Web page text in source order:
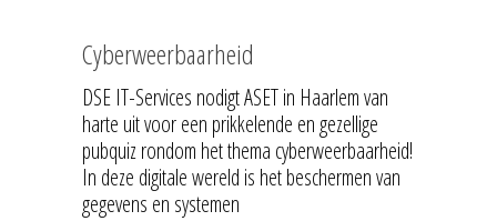
Cyberweerbaarheid
DSE IT-Services nodigt ASET in Haarlem van
harte uit voor een prikkelende en gezellige
pubquiz rondom het thema cyberweerbaarheid!
In deze digitale wereld is het beschermen van
gegevens en systemen